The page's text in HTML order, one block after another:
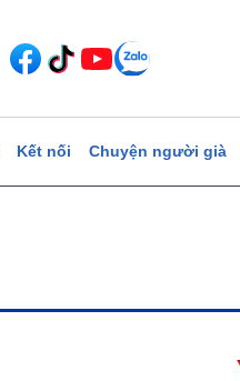
Kết nối Chuyện người già